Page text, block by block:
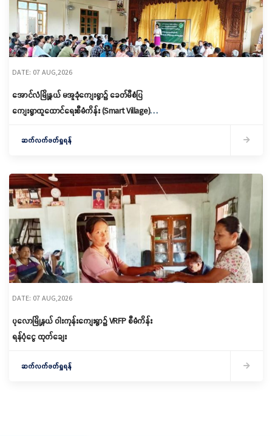
DATE: 07 AUG,2026
အောင်လံမြို့နယ် မအူခုံကျေးရွာ၌ ခေတ်မီစံပြ
ကျေးရွာထူထောင်ရေးစီမံကိန်း (Smart Village)
ဆက်လက်ဖတ်ရှုရန်
DATE: 07 AUG,2026
ပုလောမြို့နယ် ဝါးကုန်းကျေးရွာ၌ ‌VRFP စီမံကိန်း
ရန်ပုံငွေ ထုတ်ချေး
ဆက်လက်ဖတ်ရှုရန်